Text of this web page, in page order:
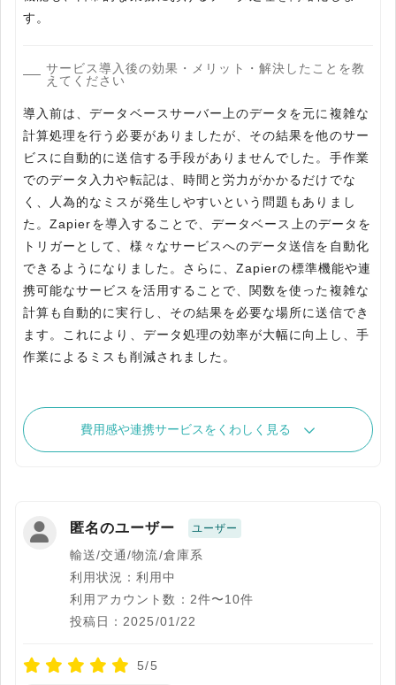
す。
サービス導入後の効果・メリット・解決したことを教
えてください
導入前は、データベースサーバー上のデータを元に複雑な
計算処理を行う必要がありましたが、その結果を他のサー
ビスに自動的に送信する手段がありませんでした。手作業
でのデータ入力や転記は、時間と労力がかかるだけでな
く、人為的なミスが発生しやすいという問題もありまし
た。Zapierを導入することで、データベース上のデータを
トリガーとして、様々なサービスへのデータ送信を自動化
できるようになりました。さらに、Zapierの標準機能や連
携可能なサービスを活用することで、関数を使った複雑な
計算も自動的に実行し、その結果を必要な場所に送信でき
ます。これにより、データ処理の効率が大幅に向上し、手
作業によるミスも削減されました。
費用感や連携サービスをくわしく見る
匿名のユーザー ユーザー
輸送/交通/物流/倉庫系
利用状況：利用中
利用アカウント数：2件〜10件
投稿日：2025/01/22
5/5